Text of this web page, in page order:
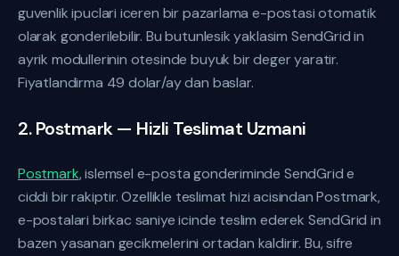
guvenlik ipuclari iceren bir pazarlama e-postasi otomatik
olarak gonderilebilir. Bu butunlesik yaklasim SendGrid in
ayrik modullerinin otesinde buyuk bir deger yaratir.
Fiyatlandirma 49 dolar/ay dan baslar.
2. Postmark — Hizli Teslimat Uzmani
Postmark, islemsel e-posta gonderiminde SendGrid e
ciddi bir rakiptir. Ozellikle teslimat hizi acisindan Postmark,
e-postalari birkac saniye icinde teslim ederek SendGrid in
bazen yasanan gecikmelerini ortadan kaldirir. Bu, sifre